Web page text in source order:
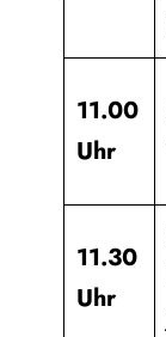
11.00
Uhr
11.30
Uhr